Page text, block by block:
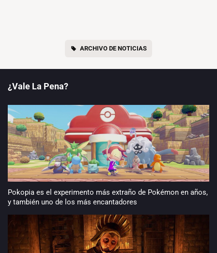
ARCHIVO DE NOTICIAS
¿Vale La Pena?
Pokopia es el experimento más extraño de Pokémon en años,
y también uno de los más encantadores